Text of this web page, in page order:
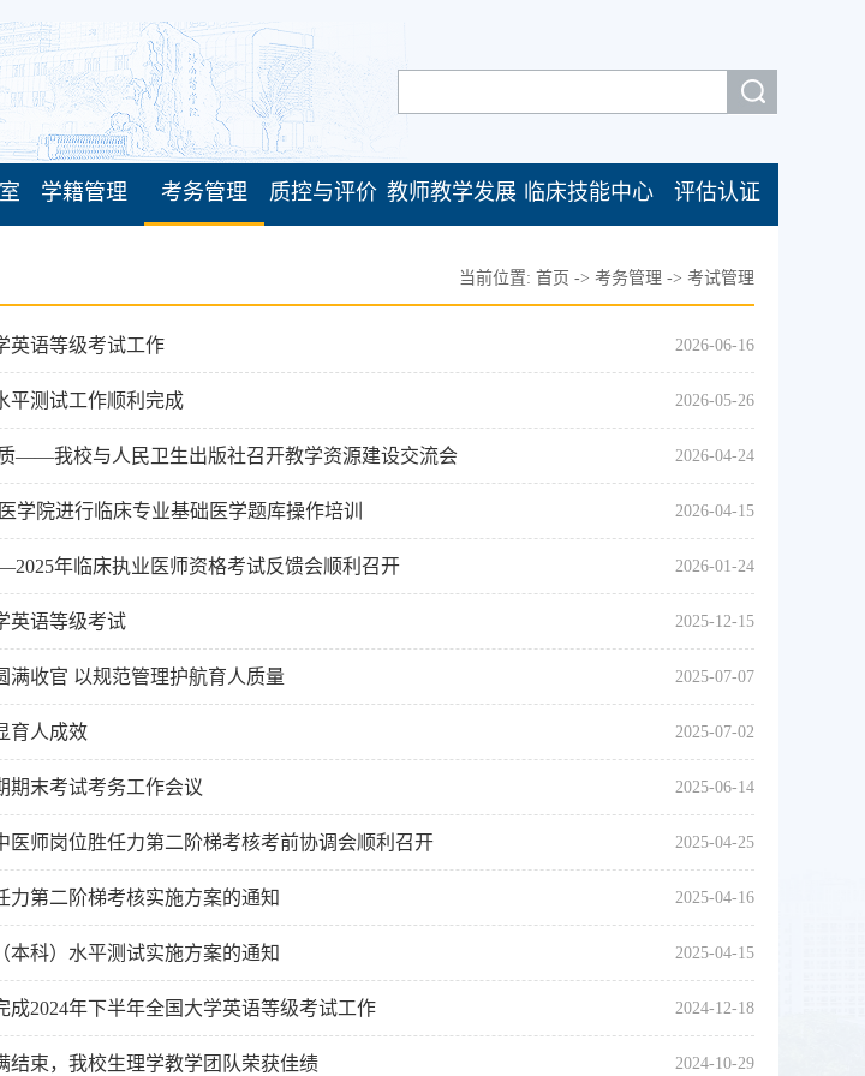
学籍管理 考务管理 质控与评价 教师教学发展 临床技能中心 评估认证
当前位置: 首页 -> 考务管理 -> 考试管理
英语等级考试工作 2026-06-16
平测试工作顺利完成 2026-05-26
——我校与人民卫生出版社召开教学资源建设交流会 2026-04-24
学院进行临床专业基础医学题库操作培训 2026-04-15
年临床执业医师资格考试反馈会顺利召开 2026-01-24
英语等级考试 2025-12-15
满收官 以规范管理护航育人质量 2025-07-07
育人成效 2025-07-02
期末考试考务工作会议 2025-06-14
医师岗位胜任力第二阶梯考核考前协调会顺利召开 2025-04-25
力第二阶梯考核实施方案的通知 2025-04-16
本科）水平测试实施方案的通知 2025-04-15
2024年下半年全国大学英语等级考试工作 2024-12-18
结束，我校生理学教学团队荣获佳绩 2024-10-29